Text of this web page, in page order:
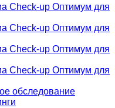
Check-up Оптимум для
Check-up Оптимум для
Check-up Оптимум для
Check-up Оптимум для
обследование